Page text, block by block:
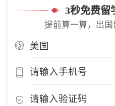
3秒免费留
提前算一算，出国